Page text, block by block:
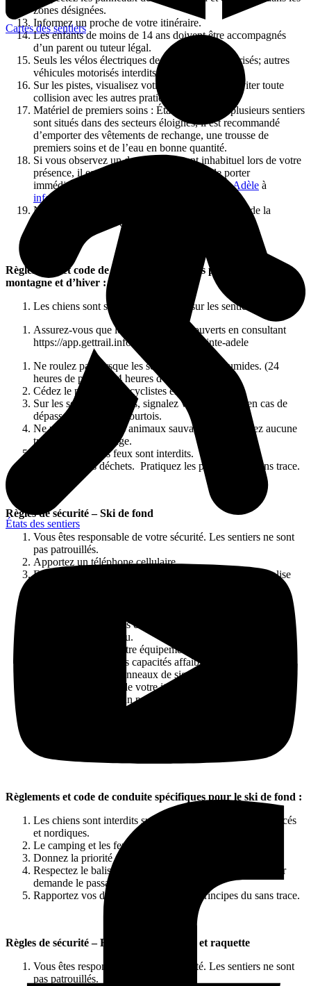
Cartes des sentiers
États des sentiers
zones désignées.
Informez un proche de votre itinéraire.
Les enfants de moins de 14 ans doivent être accompagnés
d’un parent ou tuteur légal.
Seuls les vélos électriques de classe 1 sont autorisés; autres
véhicules motorisés interdits.
Sur les pistes, visualisez votre itinéraire afin d’éviter toute
collision avec les autres pratiquants.
Matériel de premiers soins : Étant donné que plusieurs sentiers
sont situés dans des secteurs éloignés, il est recommandé
d’emporter des vêtements de rechange, une trousse de
premiers soins et de l’eau en bonne quantité.
Si vous observez un danger important inhabituel lors de votre
présence, il est de votre responsabilité de le porter
immédiatement à l’attention de
Plein-Air-Ste Adèle à
info@pleainairsteadele.com
Nous vous invitons à vous procurer votre licence de la
Fédération Québec des sports cyclistes (FQSC).
Règlements et code de conduite spécifiques pour le vélo de
montagne et d’hiver :
Les chiens sont strictement interdits sur les sentiers de vélo.
Assurez-vous que les réseaux soient ouverts en consultant
https://app.gettrail.info/page/plein-air-sainte-adele
Ne roulez pas lorsque les sentiers sont trop humides. (24
heures de pluie = 24 heures d’attente).
Cédez le passage aux cyclistes en ascension.
Sur les sentiers partagés, signalez votre présence en cas de
dépassement. Soyez courtois.
Ne nourrissez pas les animaux sauvages et ne laissez aucune
trace de votre passage.
Le camping et les feux sont interdits.
Rapportez vos déchets. Pratiquez les principes du sans trace.
Règles de sécurité – Ski de fond
Vous êtes responsable de votre sécurité. Les sentiers ne sont
pas patrouillés.
Apportez un téléphone cellulaire.
En cas d’accident, composez le 911 et mentionnez la balise
Ne surestimez pas vos capacités; choisissez des sentiers
adaptés à votre niveau.
Assurez-vous que votre équipement est en bon état.
Ne skiez pas avec des capacités affaiblies.
Respectez tous les panneaux de signalisation.
Informez un proche de votre itinéraire.
Skiez toujours avec un partenaire et planifiez votre retour
Règlements et code de conduite spécifiques pour le ski de fond :
Les chiens sont interdits sur les sentiers de ski de fond tracés
et nordiques.
Le camping et les feux sont interdits.
Donnez la priorité aux skieurs en descente.
Respectez le balisage et dégagez la piste si un autre skieur
demande le passage.
Rapportez vos déchets. Pratiquez les principes du sans trace.
Règles de sécurité – Randonnée pédestre et raquette
Vous êtes responsable de votre sécurité. Les sentiers ne sont
pas patrouillés.